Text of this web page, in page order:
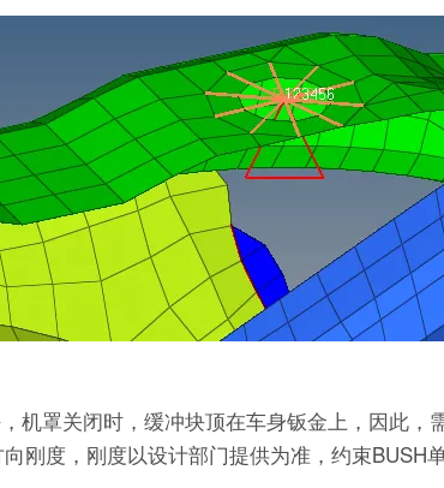
机罩关闭时，缓冲块顶在车身钣金上，因此，
刚度，刚度以设计部门提供为准，约束BUSH